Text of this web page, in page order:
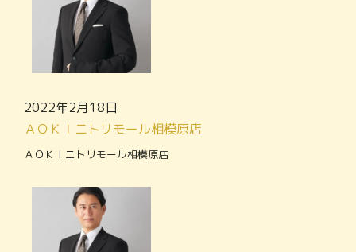
2022年2月18日
ＡＯＫＩニトリモール相模原店
ＡＯＫＩニトリモール相模原店